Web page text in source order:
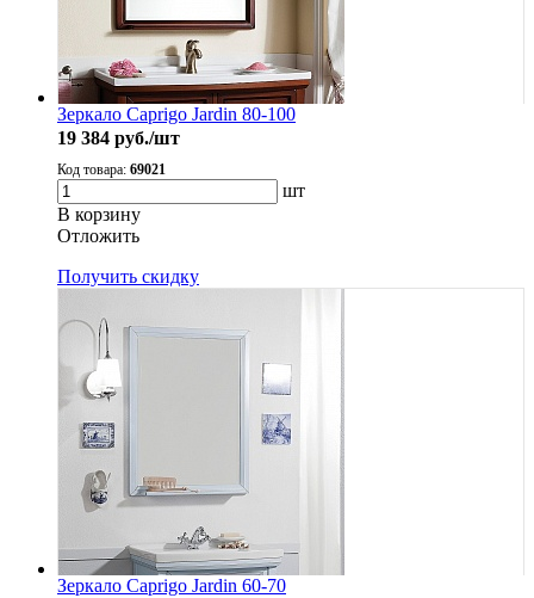
Зеркало Caprigo Jardin 80-100
19 384 руб./шт
Код товара: 69021
шт
В корзину
Oтложить
Получить скидку
Зеркало Caprigo Jardin 60-70